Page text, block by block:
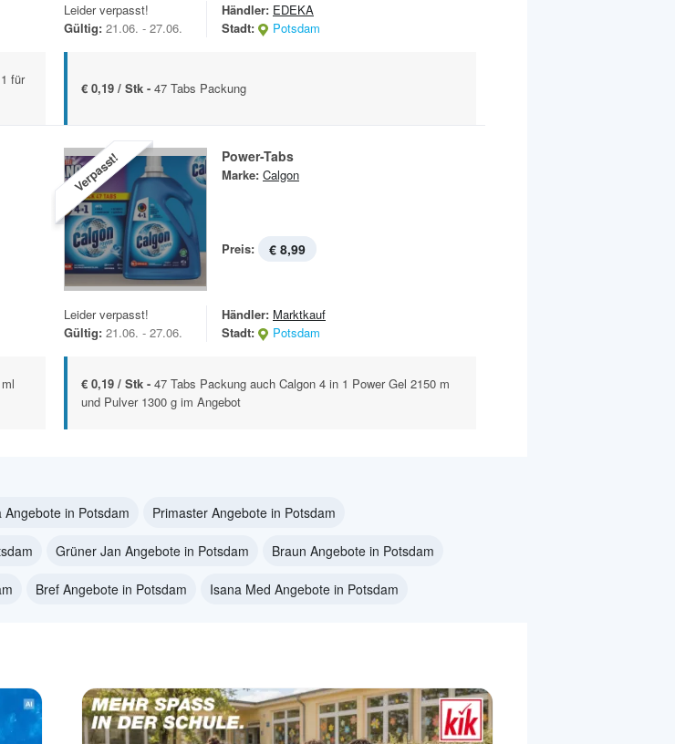
für
Leider verpasst!
Gültig: 21.06. - 27.06.
Händler: EDEKA
Stadt:
Potsdam
€ 0,19 / Stk - 47 Tabs Packung
Verpasst! Power-Tabs
Marke: Calgon
Preis: € 8,99
Leider verpasst!
Gültig: 21.06. - 27.06.
Händler: Marktkauf
Stadt:
Potsdam
€ 0,19 / Stk - 47 Tabs Packung auch Calgon 4 in 1 Power Gel 2150 m
und Pulver 1300 g im Angebot
Angebote in Potsdam Primaster Angebote in Potsdam
Grüner Jan Angebote in Potsdam Braun Angebote in Potsdam
Bref Angebote in Potsdam Isana Med Angebote in Potsdam